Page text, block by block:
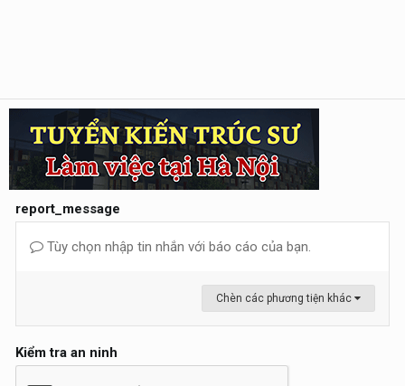
report_message
Tùy chọn nhập tin nhắn với báo cáo của bạn.
Chèn các phương tiện khác
Kiểm tra an ninh